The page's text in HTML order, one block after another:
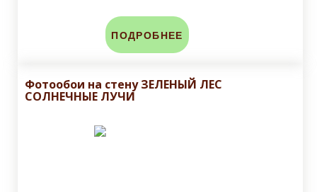
ПОДРОБНЕЕ
Фотообои на стену ЗЕЛЕНЫЙ ЛЕС
СОЛНЕЧНЫЕ ЛУЧИ